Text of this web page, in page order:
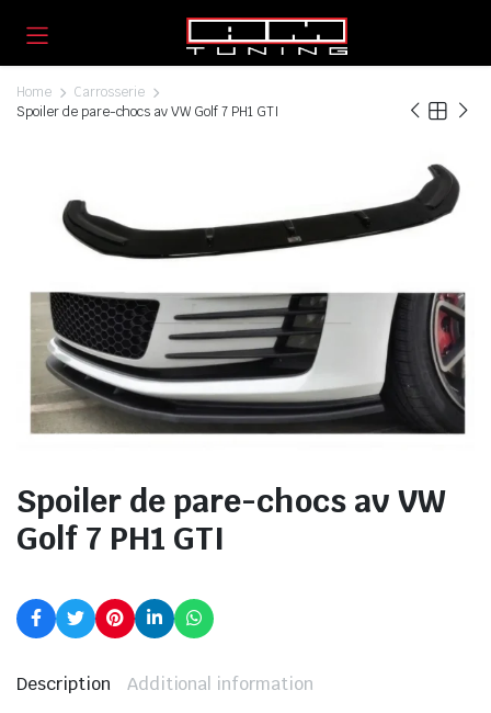
Home
Carrosserie
Spoiler de pare-chocs av VW Golf 7 PH1 GTI
Spoiler de pare-chocs av VW
Golf 7 PH1 GTI
Description Additional information